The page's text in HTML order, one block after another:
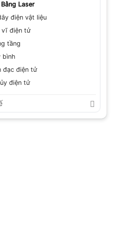
Laser
điện vật liệu
vĩ điện tử
tầng
bình
đạc điện tử
điện tử